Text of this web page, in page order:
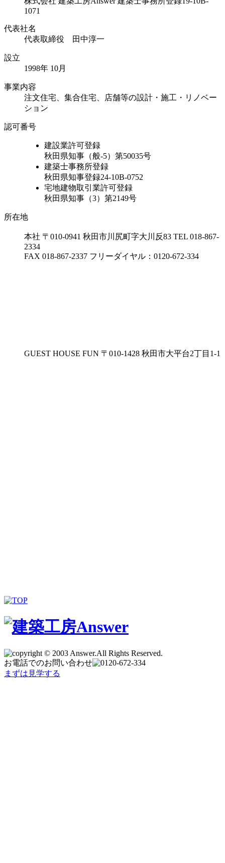
1071
代表社名
代表取締役 田中淳一
設立
1998年 10月
事業内容
注文住宅、集合住宅、店舗等の設計・施工・リノベー
ション
認可番号
建設業許可登録
秋田県知事（般-5）第50035号
建築士事務所登録
秋田県知事登録24-10B-0752
宅地建物取引業許可登録
秋田県知事（3）第2149号
所在地
本社 〒010-0941 秋田市川尻町字大川反83 TEL 018-867-
2334
FAX 018-867-2337 フリーダイヤル：0120-672-334
GUEST HOUSE FUN 〒010-1428 秋田市大平台2丁目1-1
お電話でのお問い合わせ
まずは見学する